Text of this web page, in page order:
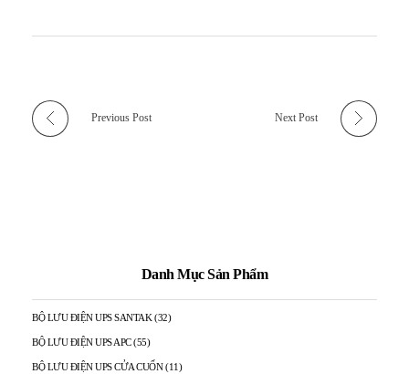
Previous Post Next Post
Danh Mục Sản Phẩm
BỘ LƯU ĐIỆN UPS SANTAK (32)
BỘ LƯU ĐIỆN UPS APC (55)
BỘ LƯU ĐIỆN UPS CỬA CUỐN (11)